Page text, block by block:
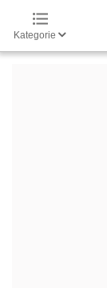
Kategorie